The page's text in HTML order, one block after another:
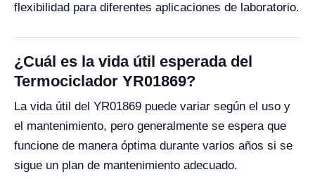
flexibilidad para diferentes aplicaciones de laboratorio.
¿Cuál es la vida útil esperada del
Termociclador YR01869?
La vida útil del YR01869 puede variar según el uso y
el mantenimiento, pero generalmente se espera que
funcione de manera óptima durante varios años si se
sigue un plan de mantenimiento adecuado.